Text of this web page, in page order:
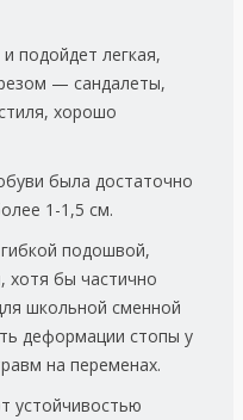
подойдет легкая,
— сандалеты,
хорошо
была достаточно
1-1,5 см.
подошвой,
хотя бы частично
школьной сменной
деформации стопы у
на переменах.
устойчивостью